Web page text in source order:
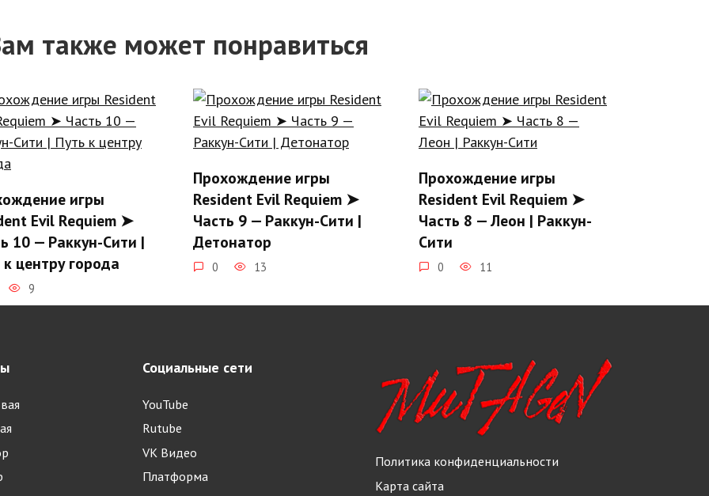
также может понравиться
игры
Evil Requiem ➤
10 — Раккун-Сити |
к центру города
9
Прохождение игры
Resident Evil Requiem ➤
Часть 9 — Раккун-Сити |
Детонатор
0 13
Прохождение игры
Resident Evil Requiem ➤
Часть 8 — Леон | Раккун-
Сити
0 11
Evil Requiem ➤
6 — Роудс-Хилл | Она
Часть 5 — Роудс-Хилл | Всё
из-за меня
Прохождение игры
Resident Evil Requiem ➤
Часть 4 — Роудс-Хилл |
Социальные сети
YouTube
Rutube
VK Видео
Платформа
Политика конфиденциальности
Карта сайта